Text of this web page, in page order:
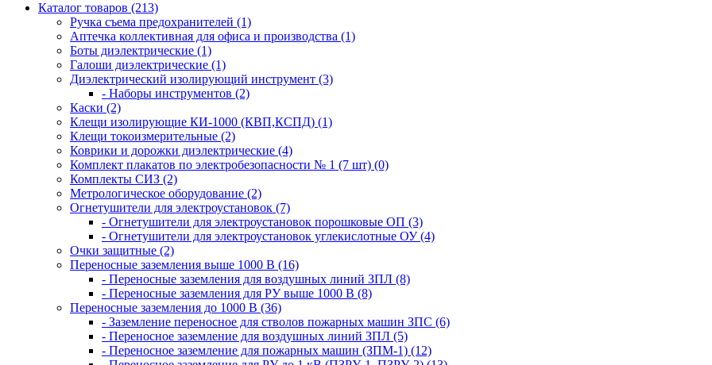
Каталог товаров (213)
Ручка съема предохранителей (1)
Аптечка коллективная для офиса и производства (1)
Боты диэлектрические (1)
Галоши диэлектрические (1)
Диэлектрический изолирующий инструмент (3)
- Наборы инструментов (2)
Каски (2)
Клещи изолирующие КИ-1000 (КВП,КСПД) (1)
Клещи токоизмерительные (2)
Коврики и дорожки диэлектрические (4)
Комплект плакатов по электробезопасности № 1 (7 шт) (0)
Комплекты СИЗ (2)
Метрологическое оборудование (2)
Огнетушители для электроустановок (7)
- Огнетушители для электроустановок порошковые ОП (3)
- Огнетушители для электроустановок углекислотные ОУ (4)
Очки защитные (2)
Переносные заземления выше 1000 В (16)
- Переносные заземления для воздушных линий ЗПЛ (8)
- Переносные заземления для РУ выше 1000 В (8)
Переносные заземления до 1000 В (36)
- Заземление переносное для стволов пожарных машин ЗПС (6)
- Переносное заземление для воздушных линий ЗПЛ (5)
- Переносное заземление для пожарных машин (ЗПМ-1) (12)